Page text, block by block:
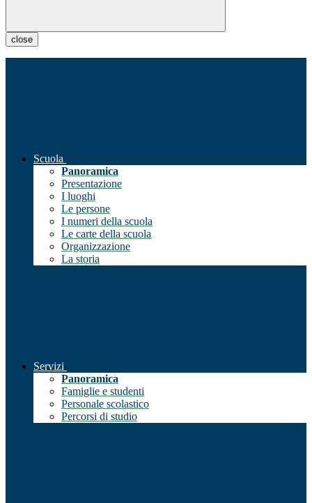
close
Scuola
Panoramica
Presentazione
I luoghi
Le persone
I numeri della scuola
Le carte della scuola
Organizzazione
La storia
Servizi
Panoramica
Famiglie e studenti
Personale scolastico
Percorsi di studio